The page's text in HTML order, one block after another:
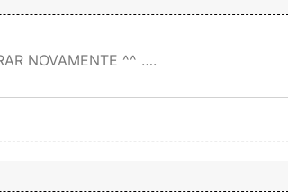
NOVAMENTE ^^ ….